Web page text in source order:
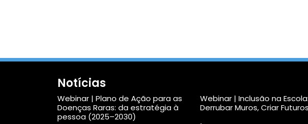
Notícias
Webinar | Plano de Ação para as
Doenças Raras: da estratégia à
pessoa (2025–2030)
Webinar | Inclusão na Escola:
Derrubar Muros, Criar Futuros